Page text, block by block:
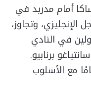
أمام مدريد في
وتجاوز،
في النادي
برنابيو.
مع الأسلوب